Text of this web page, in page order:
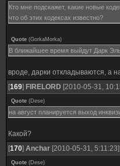
Кто мне подскажет, какие новые
что об этих кодексах известно?
Quote (GorkaMorka)
В ближайшее время выйдут Дарк
вроде, дарки откладываются, а
[169] FIRELORD [2010-05-31,
Quote (Dese)
на август планируется выход
Какой?
[170] Anchar [2010-05-31, 5:11:23]
Quote (Dese)